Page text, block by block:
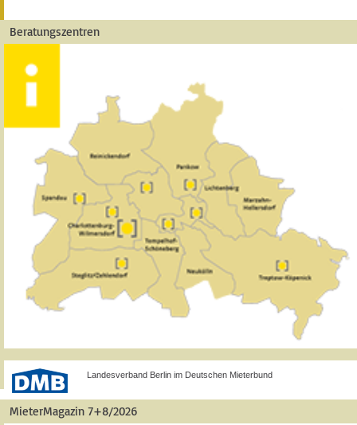
Beratungszentren
Landesverband Berlin im Deutschen Mieterbund
MieterMagazin 7+8/2026